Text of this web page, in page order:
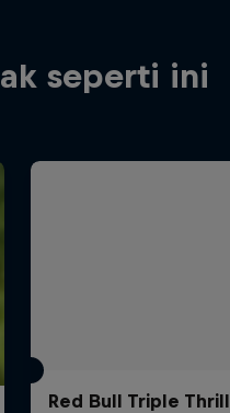
seperti ini
Red Bull Triple Thrill